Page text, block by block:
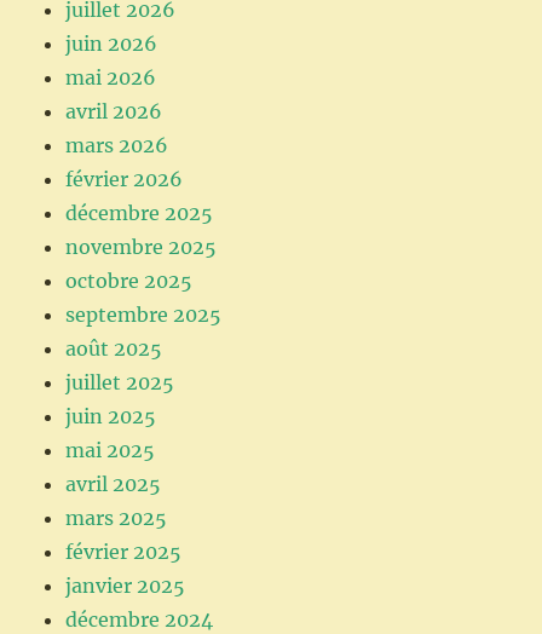
juillet 2026
juin 2026
mai 2026
avril 2026
mars 2026
février 2026
décembre 2025
novembre 2025
octobre 2025
septembre 2025
août 2025
juillet 2025
juin 2025
mai 2025
avril 2025
mars 2025
février 2025
janvier 2025
décembre 2024